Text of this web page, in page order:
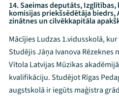
14. Saeimas deputāts,
komisijas priekšsēdētāja biedrs,
zinātnes un cilvēkkapitāla
Mācījies Ludzas 1.vidusskolā,
Studējis Jāņa Ivanova Rēzeknes
Vītola Latvijas Mūzikas
kvalifikāciju. Studējot Rīgas
augstskolā ir iegūts maģistra